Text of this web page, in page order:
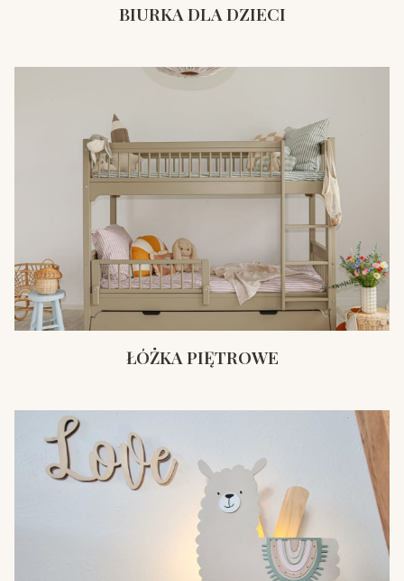
BIURKA DLA DZIECI
ŁÓŻKA PIĘTROWE